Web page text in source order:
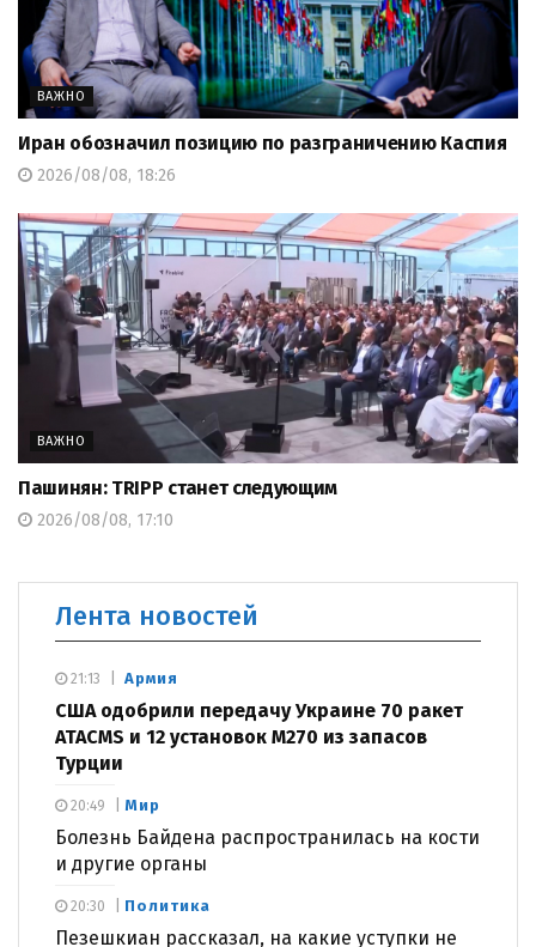
ВАЖНО
Иран обозначил позицию по разграничению Каспия
2026/08/08, 18:26
ВАЖНО
Пашинян: TRIPP станет следующим
2026/08/08, 17:10
Лента новостей
Армия
США одобрили передачу Украине 70 ракет
ATACMS и 12 установок M270 из запасов
Турции
21:13
Мир
Болезнь Байдена распространилась на кости
и другие органы
20:49
Политика
Пезешкиан рассказал, на какие уступки не
20:30